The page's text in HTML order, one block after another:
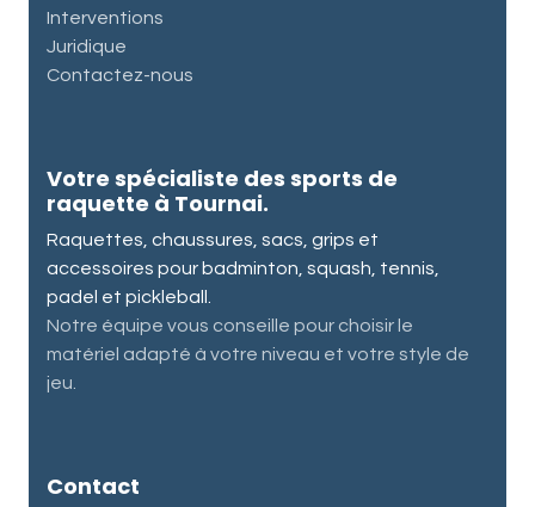
Interventions
Juridique
Contactez-nous
Votre spécialiste des sports de
raquette à Tournai.
Raquettes, chaussures, sacs, grips et
accessoires pour badminton, squash, tennis,
padel et pickleball.
Notre équipe vous conseille pour choisir le
matériel adapté à votre niveau et votre style de
jeu.
Contact